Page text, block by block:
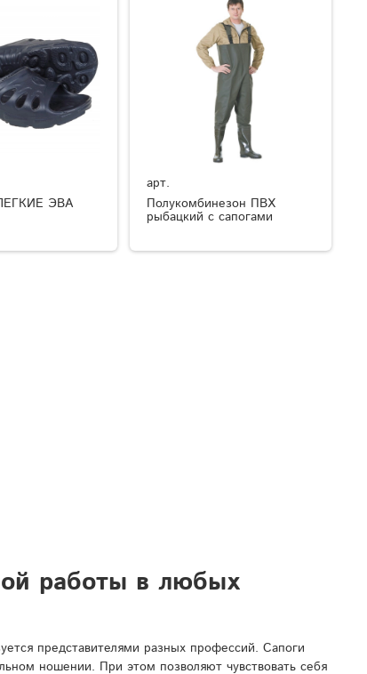
ЭВА
арт.
Полукомбинезон ПВХ
рыбацкий с сапогами
работы в любых
представителями разных профессий. Сапоги
ношении. При этом позволяют чувствовать себя